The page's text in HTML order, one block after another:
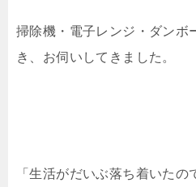
掃除機・電子レンジ・ダンボ
き、お伺いしてきました。
「生活がだいぶ落ち着いたの